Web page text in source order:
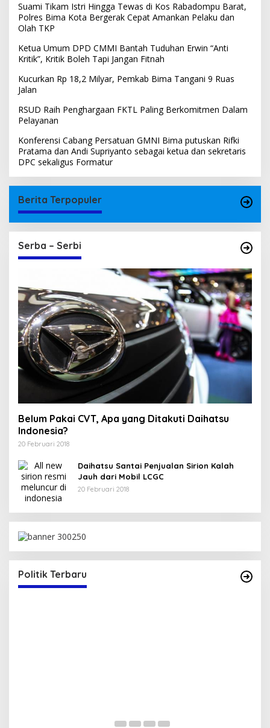
Suami Tikam Istri Hingga Tewas di Kos Rabadompu Barat,
Polres Bima Kota Bergerak Cepat Amankan Pelaku dan
Olah TKP
Ketua Umum DPD CMMI Bantah Tuduhan Erwin “Anti
Kritik”, Kritik Boleh Tapi Jangan Fitnah
Kucurkan Rp 18,2 Milyar, Pemkab Bima Tangani 9 Ruas
Jalan
RSUD Raih Penghargaan FKTL Paling Berkomitmen Dalam
Pelayanan
Konferensi Cabang Persatuan GMNI Bima putuskan Rifki
Pratama dan Andi Supriyanto sebagai ketua dan sekretaris
DPC sekaligus Formatur
Berita Terpopuler
Serba – Serbi
Belum Pakai CVT, Apa yang Ditakuti Daihatsu
Indonesia?
20 Februari 2018
Daihatsu Santai Penjualan Sirion Kalah
Jauh dari Mobil LCGC
20 Februari 2018
Politik Terbaru